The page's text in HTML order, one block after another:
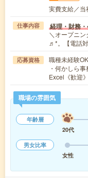
実費支給／当
仕事内容 経理・財務
＼オープニ
♬*。【電話
応募資格
職種未経験
・何かしら
Excel《歓迎
職場の雰囲気
年齢層
20代
男女比率
女性